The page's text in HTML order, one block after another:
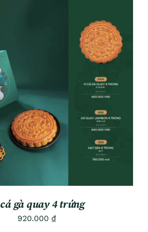
ADD TO CART
gà quay 4 trứng
920.000 ₫